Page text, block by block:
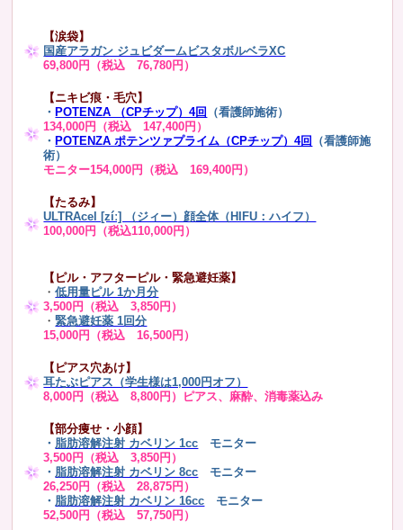
【涙袋】
国産アラガン ジュビダームビスタボルベラXC
69,800円（税込 76,780円）
【ニキビ痕・毛穴】
・ POTENZA （CPチップ）4回
（看護師施術）
134,000円（税込 147,400円）
・ POTENZA ポテンツァプライム（CPチップ）4回
（看護師施
術）
モニター154,000円（税込 169,400円）
【たるみ】
ULTRAcel [zíː] （ジィー）顔全体（HIFU：ハイフ）
100,000円（税込110,000円）
【ピル・アフターピル・緊急避妊薬】
・低用量ピル 1か月分
3,500円（税込 3,850円）
・緊急避妊薬 1回分
15,000円（税込 16,500円）
【ピアス穴あけ】
耳たぶピアス（学生様は1,000円オフ）
8,000円（税込 8,800円）ピアス、麻酔、消毒薬込み
【部分痩せ・小顔】
・ 脂肪溶解注射 カベリン 1cc モニター
3,500円（税込 3,850円）
・ 脂肪溶解注射 カベリン 8cc モニター
26,250円（税込 28,875円）
・ 脂肪溶解注射 カベリン 16cc
モニター
52,500円（税込 57,750円）